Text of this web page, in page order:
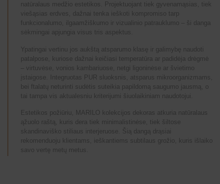
natūralaus medžio estetikos. Projektuojant tiek gyvenamąsias, tiek
viešąsias erdves, dažnai tenka ieškoti kompromiso tarp
funkcionalumo, ilgaamžiškumo ir vizualinio patrauklumo – ši danga
sėkmingai apjungia visus tris aspektus.
Ypatingai vertinu jos aukštą atsparumo klasę ir galimybę naudoti
patalpose, kuriose dažnai keičiasi temperatūra ar padidėja drėgmė
– virtuvėse, vonios kambariuose, netgi ligoninėse ar švietimo
įstaigose. Integruotas PUR sluoksnis, atsparus mikroorganizmams,
bei ftalatų neturinti sudėtis suteikia papildomą saugumo jausmą, o
tai tampa vis aktualesniu kriterijumi šiuolaikiniam naudotojui.
Estetikos požiūriu, MARILO kolekcijos dekoras atkuria natūralaus
ąžuolo raštą, kuris dera tiek minimalistinėse, tiek šiltose
skandinaviško stiliaus interjeruose. Šią dangą drąsiai
rekomenduoju klientams, ieškantiems subtilaus grožio, kuris išlaiko
savo vertę metų metus.